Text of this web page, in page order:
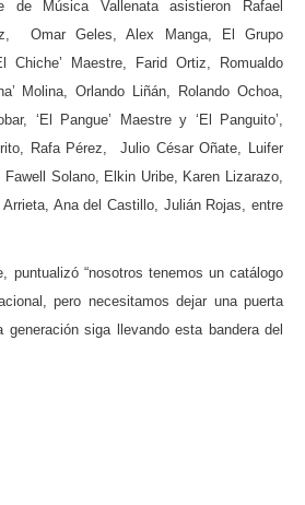
de Música Vallenata asistieron Rafael
Omar Geles, Alex Manga, El Grupo
Chiche’ Maestre, Farid Ortiz, Romualdo
Molina, Orlando Liñán, Rolando Ochoa,
‘El Pangue’ Maestre y ‘El Panguito’,
Rafa Pérez, Julio César Oñate, Luifer
Solano, Elkin Uribe, Karen Lizarazo,
Ana del Castillo, Julián Rojas, entre
puntualizó “nosotros tenemos un catálogo
pero necesitamos dejar una puerta
generación siga llevando esta bandera del